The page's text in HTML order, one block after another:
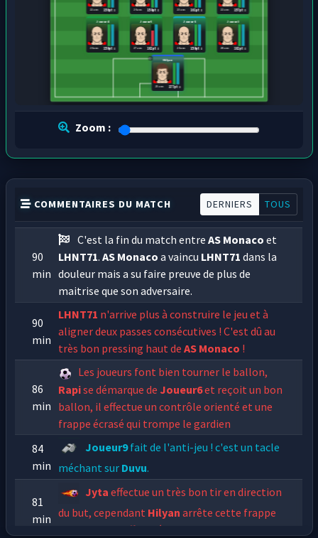
Hilyan
177 pts
25 ans
Joueur4
159 pts
26 ans
Joueur5
162 pts
27 ans
Joueur6
159 pts
26 ans
Joueur3
162 pts
20 ans
156 pts
22 ans 159 pts
26 ans 161 pts
23 ans 157 pts
22 ans
Zoom :
COMMENTAIRES DU MATCH DERNIERS TOUS
90
min
C'est la fin du match entreAS Monaco et
LHNT71.AS Monaco a vaincu LHNT71 dans la
douleur mais a su faire preuve de plus de
maitrise que son adversaire.
90
min
LHNT71 n'arrive plus à construire le jeu et à
aligner deux passes consécutives ! C'est dû au
très bon pressing haut deAS Monaco !
86
min
Les joueurs font bien tourner le ballon,
Rapise démarque deJoueur6et reçoit un bon
ballon, il effectue un contrôle orienté et une
frappe écrasé qui trompe le gardien
84
min
Joueur9fait de l'anti-jeu ! c'est un tacle
méchant sur Duvu.
81
min
Jyta effectue un très bon tir en direction
du but, cependant Hilyan arrête cette frappe
sans trop de difficultés.